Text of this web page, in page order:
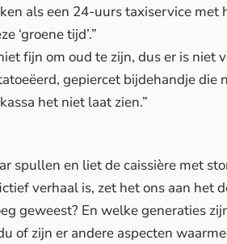
als een 24-uurs taxiservice met
‘groene tijd’.”
fijn om oud te zijn, dus er is niet
gepiercet bijdehandje die
het niet laat zien.”
spullen en liet de caissière met
verhaal is, zet het ons aan het
geweest? En welke generaties
of zijn er andere aspecten